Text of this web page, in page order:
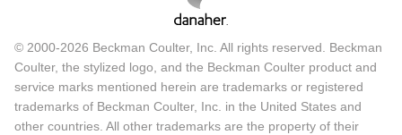
© 2000-2026 Beckman Coulter, Inc. All rights reserved. Beckman
Coulter, the stylized logo, and the Beckman Coulter product and
service marks mentioned herein are trademarks or registered
trademarks of Beckman Coulter, Inc. in the United States and
other countries. All other trademarks are the property of their